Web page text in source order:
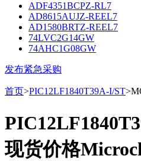
ADF4351BCPZ-RL7
AD8615AUJZ-REEL7
AD1580BRTZ-REEL7
74LVC2G14GW
74AHC1G08GW
发布紧急采购
首页>PIC12LF1840T39A-I/ST
现货价格